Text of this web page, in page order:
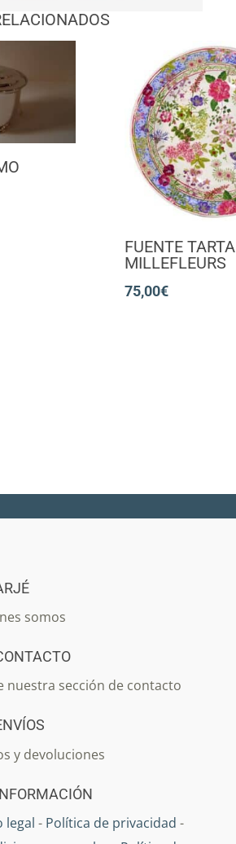
FUENTE TARTA
MILLEFLEURS
75,00€
somos
nuestra sección de contacto
y devoluciones
legal - Política de privacidad -